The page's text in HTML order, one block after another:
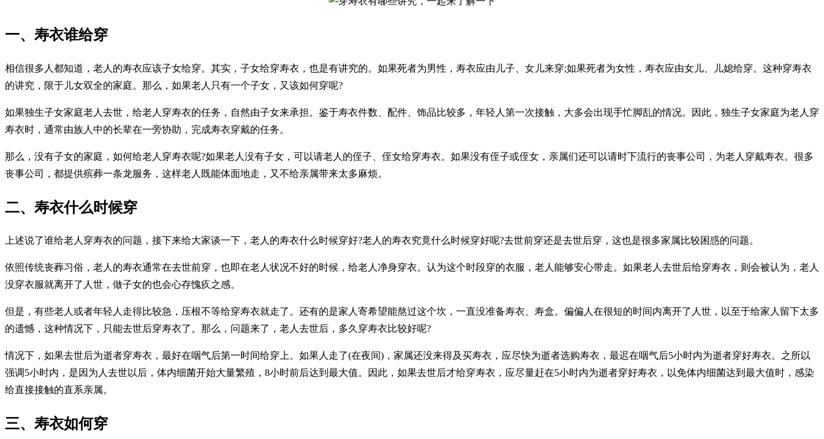
一、寿衣谁给穿
相信很多人都知道，老人的寿衣应该子女给穿。其实，子女给穿寿衣，也是有讲究的。如果死者为男性，寿衣应由儿子、女儿来穿;如果死者为女性，寿衣应由女儿、儿媳给穿。这种穿寿衣
的讲究，限于儿女双全的家庭。那么，如果老人只有一个子女，又该如何穿呢?
如果独生子女家庭老人去世，给老人穿寿衣的任务，自然由子女来承担。鉴于寿衣件数、配件、饰品比较多，年轻人第一次接触，大多会出现手忙脚乱的情况。因此，独生子女家庭为老人穿
寿衣时，通常由族人中的长辈在一旁协助，完成寿衣穿戴的任务。
那么，没有子女的家庭，如何给老人穿寿衣呢?如果老人没有子女，可以请老人的侄子、侄女给穿寿衣。如果没有侄子或侄女，亲属们还可以请时下流行的丧事公司，为老人穿戴寿衣。很多
丧事公司，都提供殡葬一条龙服务，这样老人既能体面地走，又不给亲属带来太多麻烦。
二、寿衣什么时候穿
上述说了谁给老人穿寿衣的问题，接下来给大家谈一下，老人的寿衣什么时候穿好?老人的寿衣究竟什么时候穿好呢?去世前穿还是去世后穿，这也是很多家属比较困惑的问题。
依照传统丧葬习俗，老人的寿衣通常在去世前穿，也即在老人状况不好的时候，给老人净身穿衣。认为这个时段穿的衣服，老人能够安心带走。如果老人去世后给穿寿衣，则会被认为，老人
没穿衣服就离开了人世，做子女的也会心存愧疚之感。
但是，有些老人或者年轻人走得比较急，压根不等给穿寿衣就走了。还有的是家人寄希望能熬过这个坎，一直没准备寿衣、寿盒。偏偏人在很短的时间内离开了人世，以至于给家人留下太多
的遗憾，这种情况下，只能去世后穿寿衣了。那么，问题来了，老人去世后，多久穿寿衣比较好呢?
情况下，如果去世后为逝者穿寿衣，最好在咽气后第一时间给穿上。如果人走了(在夜间)，家属还没来得及买寿衣，应尽快为逝者选购寿衣，最迟在咽气后5小时内为逝者穿好寿衣。之所以
强调5小时内，是因为人去世以后，体内细菌开始大量繁殖，8小时前后达到最大值。因此，如果去世后才给穿寿衣，应尽量赶在5小时内为逝者穿好寿衣，以免体内细菌达到最大值时，感染
给直接接触的直系亲属。
三、寿衣如何穿